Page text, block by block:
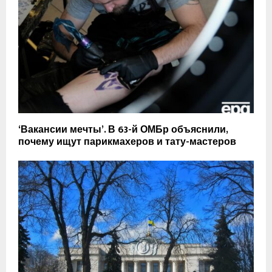
‘Вакансии мечты’. В 63-й ОМБр объяснили,
почему ищут парикмахеров и тату-мастеров